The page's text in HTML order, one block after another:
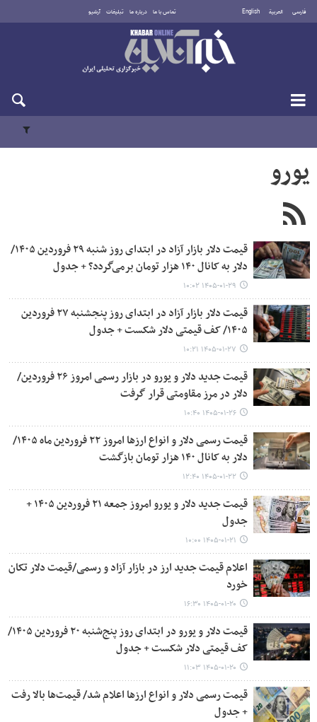
فارسی العربية English تماس با ما درباره ما تبلیغات آرشیو
شنبه ۱۷ مرداد ۱۴۰۵
یورو
قیمت دلار بازار آزاد در ابتدای روز شنبه ۲۹ فروردین ۱۴۰۵/
دلار به کانال ۱۴۰ هزار تومان برمی‌گردد؟ + جدول
۱۴۰۵-۰۱-۲۹ ۱۰:۰۲
قیمت دلار بازار آزاد در ابتدای روز پنجشنبه ۲۷ فروردین
۱۴۰۵/ کف قیمتی دلار شکست + جدول
۱۴۰۵-۰۱-۲۷ ۱۰:۲۱
قیمت جدید دلار و یورو در بازار رسمی امروز ۲۶ فروردین/
دلار در مرز مقاومتی قرار گرفت
۱۴۰۵-۰۱-۲۶ ۱۰:۴۰
قیمت رسمی دلار و انواع ارزها امروز ۲۲ فروردین ماه ۱۴۰۵/
دلار به کانال ۱۴۰ هزار تومان بازگشت
۱۴۰۵-۰۱-۲۲ ۱۲:۴۰
قیمت جدید دلار و یورو امروز جمعه ۲۱ فروردین ۱۴۰۵ +
جدول
۱۴۰۵-۰۱-۲۱ ۱۰:۰۰
اعلام قیمت جدید ارز در بازار آزاد و رسمی/قیمت دلار تکان
خورد
۱۴۰۵-۰۱-۲۰ ۱۶:۳۰
قیمت دلار و یورو در ابتدای روز پنج‌شنبه ۲۰ فروردین ۱۴۰۵/
کف قیمتی دلار شکست + جدول
۱۴۰۵-۰۱-۲۰ ۱۱:۰۳
قیمت رسمی دلار و انواع ارزها اعلام شد/ قیمت‌ها بالا رفت
+ جدول